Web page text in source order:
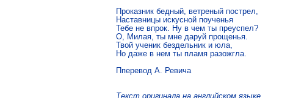
Проказник бедный, ветреный пострел,
Наставницы искусной поученья
Тебе не впрок. Ну в чем ты преуспел?
О, Милая, ты мне даруй прощенья.
Твой ученик бездельник и юла,
Но даже в нем ты пламя разожгла.
Пперевод А. Ревича
Текст оригинала на английском языке